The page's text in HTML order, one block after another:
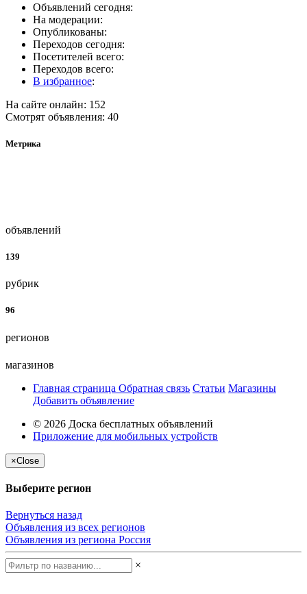
Объявлений сегодня:
На модерации:
Опубликованы:
Переходов сегодня:
Посетителей всего:
Переходов всего:
В избранное:
На сайте онлайн: 152
Смотрят объявления: 40
Метрика
объявлений
139
рубрик
96
регионов
магазинов
Главная страница Обратная связь Статьи Магазины
Добавить объявление
© 2026 Доска бесплатных объявлений
Приложение для мобильных устройств
×Close
Выберите регион
Вернуться назад
Объявления из всех регионов
Объявления из региона Россия
×